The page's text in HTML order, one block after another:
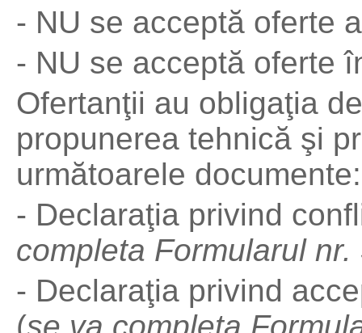
- NU se acceptă oferte
- NU se acceptă oferte
Ofertanţii au obligaţia
propunerea tehnică şi
următoarele documente:
- Declaraţia privind
completa Formularul nr.
- Declaraţia privind